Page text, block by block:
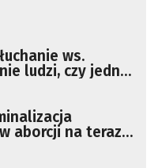
ws.
ludzi, czy jedna
aborcji na teraz,